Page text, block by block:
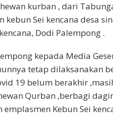
kurban , dari
Sei kencana desa
Dodi Palempong .
kepada Media
tetap dilaksanakan
19 belum berakhir
Qurban ,berbagi
Kebun Sei